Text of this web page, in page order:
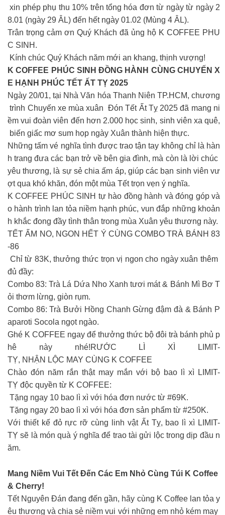
xin phép phụ thu 10% trên tổng hóa đơn từ ngày từ ngày 2
8.01 (ngày 29 ÂL) đến hết ngày 01.02 (Mùng 4 ÂL).
Trân trọng cảm ơn Quý Khách đã ủng hộ K COFFEE PHU
C SINH.
Kính chúc Quý Khách năm mới an khang, thịnh vượng!
K COFFEE PHÚC SINH ĐỒNG HÀNH CÙNG CHUYẾN X
E HẠNH PHÚC TẾT ẤT TỴ 2025
Ngày 20/01, tại Nhà Văn hóa Thanh Niên TP.HCM, chương
trình Chuyến xe mùa xuân Đón Tết Ất Tỵ 2025 đã mang ni
ềm vui đoàn viên đến hơn 2.000 học sinh, sinh viên xa quê,
biến giấc mơ sum họp ngày Xuân thành hiện thực.
Những tấm vé nghĩa tình được trao tận tay không chỉ là hàn
h trang đưa các bạn trở về bên gia đình, mà còn là lời chúc
yêu thương, là sự sẻ chia ấm áp, giúp các bạn sinh viên vư
ợt qua khó khăn, đón một mùa Tết trọn vẹn ý nghĩa.
K COFFEE PHÚC SINH tự hào đồng hành và đóng góp và
o hành trình lan tỏa niềm hạnh phúc, vun đắp những khoản
h khắc đong đầy tình thân trong mùa Xuân yêu thương này.
TẾT ẤM NO, NGON HẾT Ý CÙNG COMBO TRÀ BÁNH 83
-86
Chỉ từ 83K, thưởng thức trọn vị ngon cho ngày xuân thêm
đủ đầy:
Combo 83: Trà Lá Dứa Nho Xanh tươi mát & Bánh Mì Bơ T
ỏi thơm lừng, giòn rụm.
Combo 86: Trà Bưởi Hồng Chanh Gừng đậm đà & Bánh P
aparoti Socola ngọt ngào.
Ghé K COFFEE ngay để thưởng thức bộ đôi trà bánh phủ p
hê này nhé!RƯỚC LÌ XÌ LIMIT-
TỴ, NHẬN LỘC MAY CÙNG K COFFEE
Chào đón năm rắn thật may mắn với bộ bao lì xì LIMIT-
TỴ độc quyền từ K COFFEE:
Tặng ngay 10 bao lì xì với hóa đơn nước từ #69K.
Tặng ngay 20 bao lì xì với hóa đơn sản phẩm từ #250K.
Với thiết kế đỏ rực rỡ cùng linh vật Ất Tỵ, bao lì xì LIMIT-
TỴ sẽ là món quà ý nghĩa để trao tài gửi lộc trong dịp đầu n
ăm.
Mang Niềm Vui Tết Đến Các Em Nhỏ Cùng Túi K Coffee
& Cherry!
Tết Nguyên Đán đang đến gần, hãy cùng K Coffee lan tỏa y
êu thương và chia sẻ niềm vui với những em nhỏ kém may